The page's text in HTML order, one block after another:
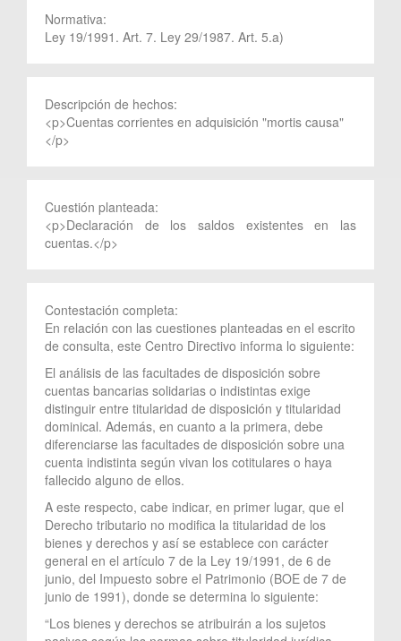
Normativa:
Ley 19/1991. Art. 7. Ley 29/1987. Art. 5.a)
Descripción de hechos:
<p>Cuentas corrientes en adquisición "mortis causa"
</p>
Cuestión planteada:
<p>Declaración de los saldos existentes en las
cuentas.</p>
Contestación completa:
En relación con las cuestiones planteadas en el escrito
de consulta, este Centro Directivo informa lo siguiente:
El análisis de las facultades de disposición sobre
cuentas bancarias solidarias o indistintas exige
distinguir entre titularidad de disposición y titularidad
dominical. Además, en cuanto a la primera, debe
diferenciarse las facultades de disposición sobre una
cuenta indistinta según vivan los cotitulares o haya
fallecido alguno de ellos.
A este respecto, cabe indicar, en primer lugar, que el
Derecho tributario no modifica la titularidad de los
bienes y derechos y así se establece con carácter
general en el artículo 7 de la Ley 19/1991, de 6 de
junio, del Impuesto sobre el Patrimonio (BOE de 7 de
junio de 1991), donde se determina lo siguiente:
“Los bienes y derechos se atribuirán a los sujetos